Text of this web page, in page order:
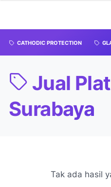
CATHODIC PROTECTION
Jual
Surabaya
Tak ada hasil